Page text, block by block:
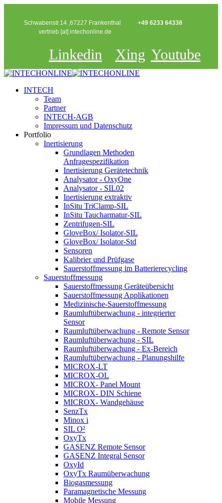
Schwabenstr.14 ,67227 Frankenthal
+49 6233 64338
vertrieb [at] intechonline.de
Linkedin Xing Youtube
INTECH
Team
Partner
INTECH-AGB
Impressum und Datenschutz
Portfolio
Inertisierung
Grundlagen Methoden
Anfragespezifikation
Inertisierung Gerätetechnik
Analysator - OxyOne
Analysator - SIL02
Inertisierung extraktiv
InSitu TriClamp-SIL
InSitu Taucharmatur-SIL
Zentrifugen-SIL
GloveBox/ Isolator-SIL
GloveBox/ Isolator-Std
Sensoren
Kalibrier und Prüfgase
Sauerstoffmessung im Batterierecycling
Sauerstoffmessung
Sauerstoffmessung Geräteübersicht
Sauerstoffmessung Applikationen
Medizinische-Sauerstoffmessung
Raumluftüberwachung - integrierter
Sensor
Raumluftüberwachung - Remote Sensor
Raumluftüberwachung - SIL
Raumluftüberwachung - Ex-Bereich
Raumluftüberwachung - Planungshilfe
MICROX-LT
MICROX-OL
MICROX- Panel Mount
MICROX- DIN Schiene
MICROX- Wandgehäuse
SenzTx
Minox i
SIL O²
OxyTx
GASENZ Remote Sensor
GASENZ Integral Sensor
OxyId
OxyTx Raumüberwachung
Biogasmessung
Paramagnetische Messung
Mobile Messung